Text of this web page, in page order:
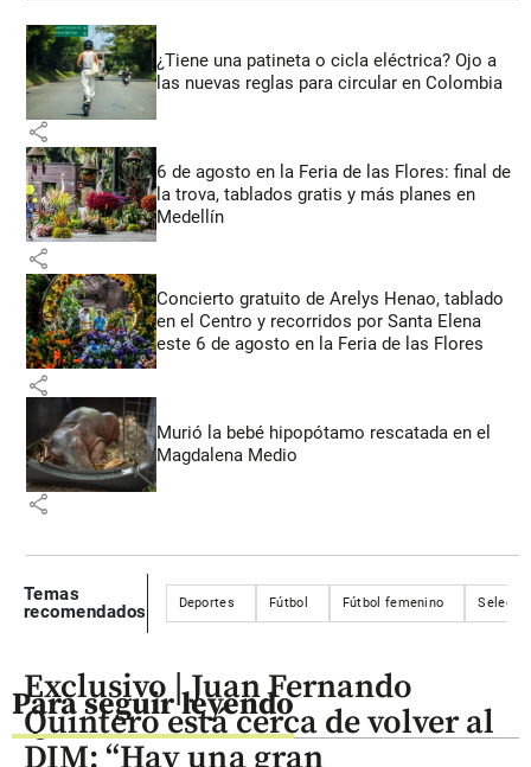
¿Tiene una patineta o cicla eléctrica? Ojo a
las nuevas reglas para circular en Colombia
share
6 de agosto en la Feria de las Flores: final de
la trova, tablados gratis y más planes en
Medellín
share
Concierto gratuito de Arelys Henao, tablado
en el Centro y recorridos por Santa Elena
este 6 de agosto en la Feria de las Flores
share
Murió la bebé hipopótamo rescatada en el
Magdalena Medio
share
Temas
recomendados
Deportes Fútbol Fútbol femenino
Para seguir leyendo
Exclusivo | Juan Fernando
Quintero está cerca de volver al
DIM: “Hay una gran